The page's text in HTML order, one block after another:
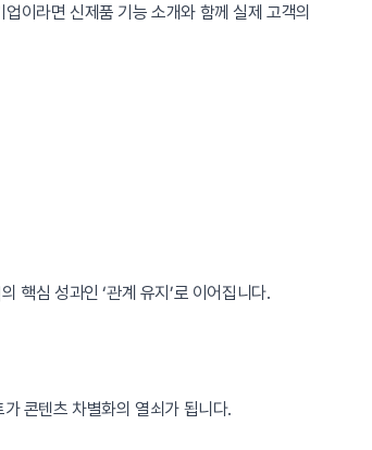
이라면 신제품 기능 소개와 함께 실제 고객의
의 핵심 성과인 ‘관계 유지’로 이어집니다.
콘텐츠 차별화의 열쇠가 됩니다.